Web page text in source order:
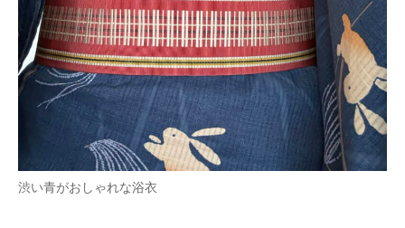
渋い青がおしゃれな浴衣